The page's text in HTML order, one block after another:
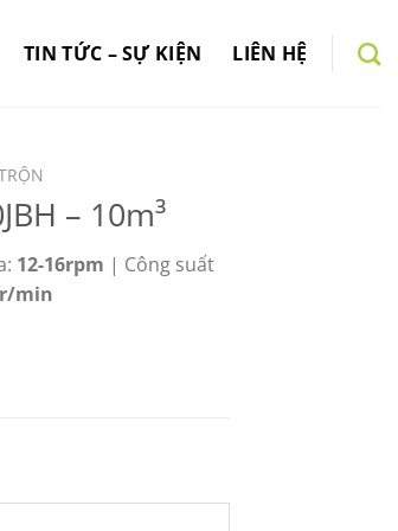
TIN TỨC – SỰ KIỆN LIÊN HỆ
– 10m³
12-16rpm | Công suất
min